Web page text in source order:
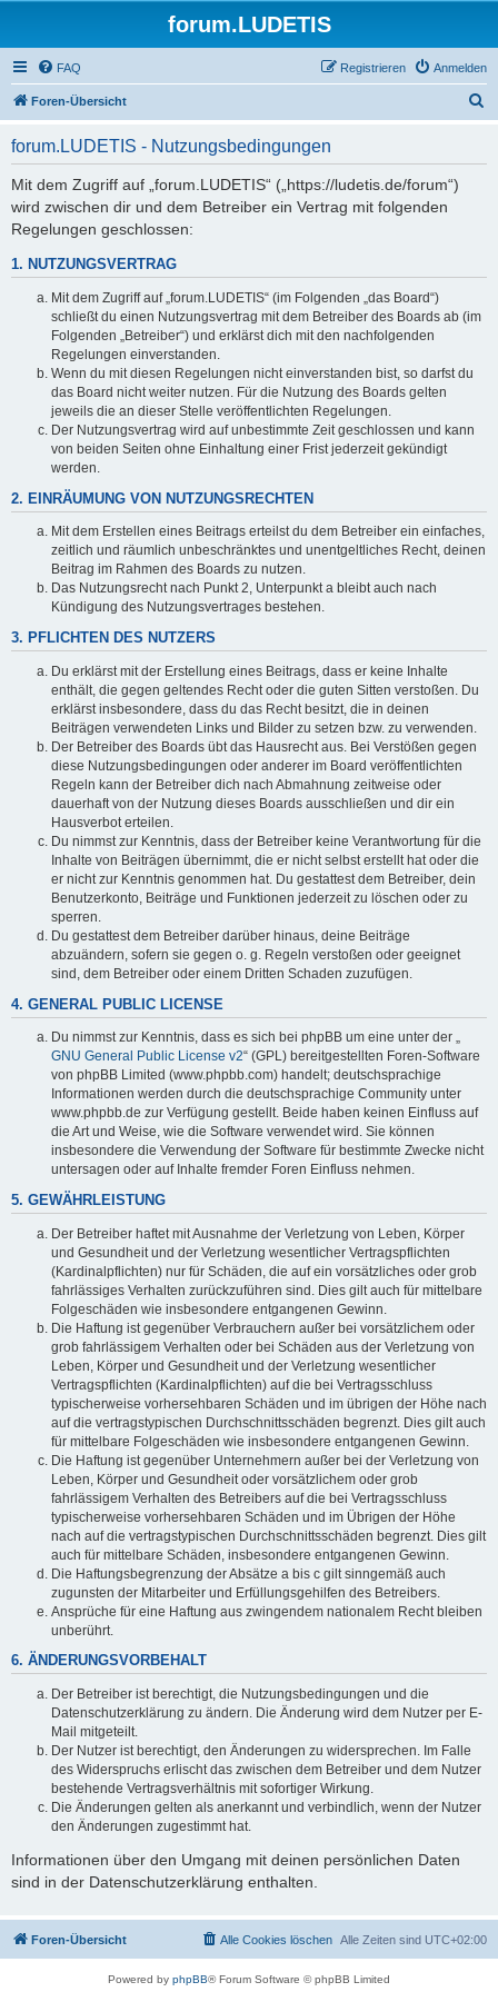
forum.LUDETIS
FAQ Anmelden
Registrieren
Foren-Übersicht
forum.LUDETIS - Nutzungsbedingungen
Mit dem Zugriff auf „forum.LUDETIS“ („https://ludetis.de/forum“)
wird zwischen dir und dem Betreiber ein Vertrag mit folgenden
Regelungen geschlossen:
1. NUTZUNGSVERTRAG
Mit dem Zugriff auf „forum.LUDETIS“ (im Folgenden „das Board“)
schließt du einen Nutzungsvertrag mit dem Betreiber des Boards ab (im
Folgenden „Betreiber“) und erklärst dich mit den nachfolgenden
Regelungen einverstanden.
Wenn du mit diesen Regelungen nicht einverstanden bist, so darfst du
das Board nicht weiter nutzen. Für die Nutzung des Boards gelten
jeweils die an dieser Stelle veröffentlichten Regelungen.
Der Nutzungsvertrag wird auf unbestimmte Zeit geschlossen und kann
von beiden Seiten ohne Einhaltung einer Frist jederzeit gekündigt
werden.
2. EINRÄUMUNG VON NUTZUNGSRECHTEN
Mit dem Erstellen eines Beitrags erteilst du dem Betreiber ein einfaches,
zeitlich und räumlich unbeschränktes und unentgeltliches Recht, deinen
Beitrag im Rahmen des Boards zu nutzen.
Das Nutzungsrecht nach Punkt 2, Unterpunkt a bleibt auch nach
Kündigung des Nutzungsvertrages bestehen.
3. PFLICHTEN DES NUTZERS
Du erklärst mit der Erstellung eines Beitrags, dass er keine Inhalte
enthält, die gegen geltendes Recht oder die guten Sitten verstoßen. Du
erklärst insbesondere, dass du das Recht besitzt, die in deinen
Beiträgen verwendeten Links und Bilder zu setzen bzw. zu verwenden.
Der Betreiber des Boards übt das Hausrecht aus. Bei Verstößen gegen
diese Nutzungsbedingungen oder anderer im Board veröffentlichten
Regeln kann der Betreiber dich nach Abmahnung zeitweise oder
dauerhaft von der Nutzung dieses Boards ausschließen und dir ein
Hausverbot erteilen.
Du nimmst zur Kenntnis, dass der Betreiber keine Verantwortung für die
Inhalte von Beiträgen übernimmt, die er nicht selbst erstellt hat oder die
er nicht zur Kenntnis genommen hat. Du gestattest dem Betreiber, dein
Benutzerkonto, Beiträge und Funktionen jederzeit zu löschen oder zu
sperren.
Du gestattest dem Betreiber darüber hinaus, deine Beiträge
abzuändern, sofern sie gegen o. g. Regeln verstoßen oder geeignet
sind, dem Betreiber oder einem Dritten Schaden zuzufügen.
4. GENERAL PUBLIC LICENSE
Du nimmst zur Kenntnis, dass es sich bei phpBB um eine unter der „
GNU General Public License v2“ (GPL) bereitgestellten Foren-Software
von phpBB Limited (www.phpbb.com) handelt; deutschsprachige
Informationen werden durch die deutschsprachige Community unter
www.phpbb.de zur Verfügung gestellt. Beide haben keinen Einfluss auf
die Art und Weise, wie die Software verwendet wird. Sie können
insbesondere die Verwendung der Software für bestimmte Zwecke nicht
untersagen oder auf Inhalte fremder Foren Einfluss nehmen.
5. GEWÄHRLEISTUNG
Der Betreiber haftet mit Ausnahme der Verletzung von Leben, Körper
und Gesundheit und der Verletzung wesentlicher Vertragspflichten
(Kardinalpflichten) nur für Schäden, die auf ein vorsätzliches oder grob
fahrlässiges Verhalten zurückzuführen sind. Dies gilt auch für mittelbare
Folgeschäden wie insbesondere entgangenen Gewinn.
Die Haftung ist gegenüber Verbrauchern außer bei vorsätzlichem oder
grob fahrlässigem Verhalten oder bei Schäden aus der Verletzung von
Leben, Körper und Gesundheit und der Verletzung wesentlicher
Vertragspflichten (Kardinalpflichten) auf die bei Vertragsschluss
typischerweise vorhersehbaren Schäden und im übrigen der Höhe nach
auf die vertragstypischen Durchschnittsschäden begrenzt. Dies gilt auch
für mittelbare Folgeschäden wie insbesondere entgangenen Gewinn.
Die Haftung ist gegenüber Unternehmern außer bei der Verletzung von
Leben, Körper und Gesundheit oder vorsätzlichem oder grob
fahrlässigem Verhalten des Betreibers auf die bei Vertragsschluss
typischerweise vorhersehbaren Schäden und im Übrigen der Höhe
nach auf die vertragstypischen Durchschnittsschäden begrenzt. Dies gilt
auch für mittelbare Schäden, insbesondere entgangenen Gewinn.
Die Haftungsbegrenzung der Absätze a bis c gilt sinngemäß auch
zugunsten der Mitarbeiter und Erfüllungsgehilfen des Betreibers.
Ansprüche für eine Haftung aus zwingendem nationalem Recht bleiben
unberührt.
6. ÄNDERUNGSVORBEHALT
Der Betreiber ist berechtigt, die Nutzungsbedingungen und die
Datenschutzerklärung zu ändern. Die Änderung wird dem Nutzer per E-
Mail mitgeteilt.
Der Nutzer ist berechtigt, den Änderungen zu widersprechen. Im Falle
des Widerspruchs erlischt das zwischen dem Betreiber und dem Nutzer
bestehende Vertragsverhältnis mit sofortiger Wirkung.
Die Änderungen gelten als anerkannt und verbindlich, wenn der Nutzer
den Änderungen zugestimmt hat.
Informationen über den Umgang mit deinen persönlichen Daten
sind in der Datenschutzerklärung enthalten.
Foren-Übersicht Alle Zeiten sind UTC+02:00
Alle Cookies löschen
Powered by phpBB® Forum Software © phpBB Limited